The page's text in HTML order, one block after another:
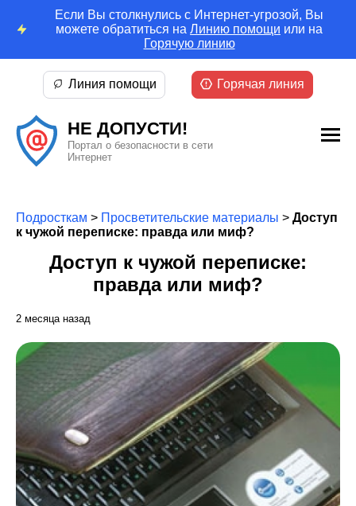
Если Вы столкнулись с Интернет-угрозой, Вы
можете обратиться на Линию помощи или на
Горячую линию
НЕ ДОПУСТИ!
Портал о безопасности в сети
Интернет
Линия помощи Горячая линия
Подросткам > Просветительские материалы > Доступ
к чужой переписке: правда или миф?
Доступ к чужой переписке:
правда или миф?
2 месяца назад